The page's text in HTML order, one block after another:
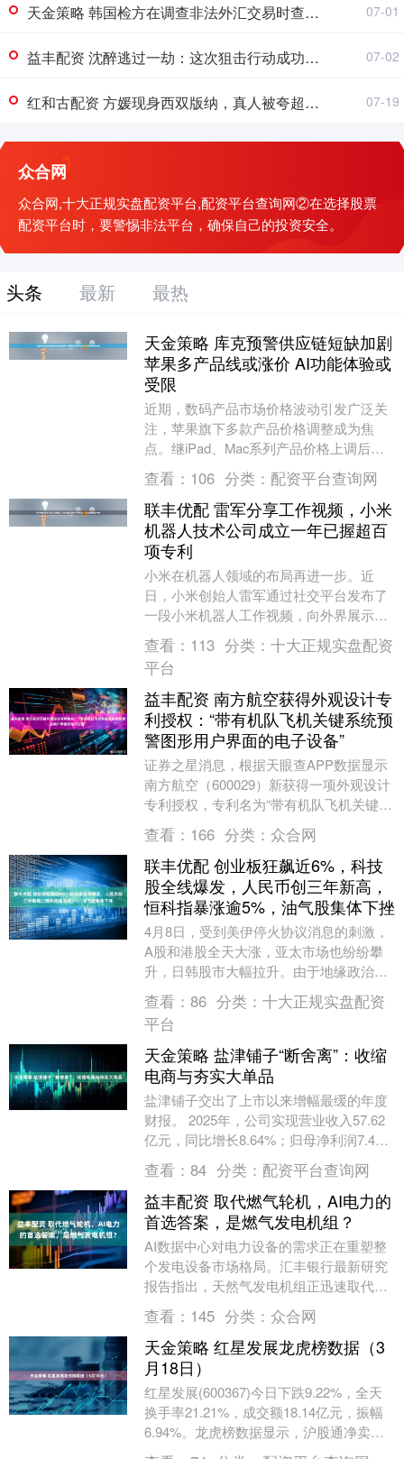
天金策略 韩国检方在调查非法外汇交易时查获价值320万美元的加密货币 07-01
益丰配资 沈醉逃过一劫：这次狙击行动成功，他不被乱枪击毙也得上岛砍甘蔗_杨杰_特赦_军统 07-02
红和古配资 方媛现身西双版纳，真人被夸超级好看，腿型不好，正面看不出怀孕_生活_郭富城_女儿 07-19
众合网
众合网,十大正规实盘配资平台,配资平台查询网②在选择股票
配资平台时，要警惕非法平台，确保自己的投资安全。
头条 最新 最热
天金策略 库克预警供应链短缺加剧
苹果多产品线或涨价 AI功能体验或
受限
近期，数码产品市场价格波动引发广泛关
注，苹果旗下多款产品价格调整成为焦
点。继iPad、Mac系列产品价格上调后，
市场传出消息称iPhone系列或也将面临涨
价压力....
查看： 106 分类： 配资平台查询网
联丰优配 雷军分享工作视频，小米
机器人技术公司成立一年已握超百
项专利
小米在机器人领域的布局再进一步。近
日，小米创始人雷军通过社交平台发布了
一段小米机器人工作视频，向外界展示了
该公司在这一领域的最新技术成果，引发
市场广泛关注。 公....
查看： 113 分类： 十大正规实盘配资
平台
益丰配资 南方航空获得外观设计专
利授权：“带有机队飞机关键系统预
警图形用户界面的电子设备”
证券之星消息，根据天眼查APP数据显示
南方航空（600029）新获得一项外观设计
专利授权，专利名为“带有机队飞机关键系
统预警图形用户界面的电子设备”，专利申
请号....
查看： 166 分类： 众合网
联丰优配 创业板狂飙近6%，科技
股全线爆发，人民币创三年新高，
恒科指暴涨逾5%，油气股集体下挫
4月8日，受到美伊停火协议消息的刺激，
A股和港股全天大涨，亚太市场也纷纷攀
升，日韩股市大幅拉升。由于地缘政治紧
张局势缓和，国际油价暴跌，A股油气股
上演跌停潮，煤....
查看： 86 分类： 十大正规实盘配资
平台
天金策略 盐津铺子“断舍离”：收缩
电商与夯实大单品
盐津铺子交出了上市以来增幅最缓的年度
财报。 2025年，公司实现营业收入57.62
亿元，同比增长8.64%；归母净利润7.48
亿元，同比增长16.95%。 收入....
查看： 84 分类： 配资平台查询网
益丰配资 取代燃气轮机，AI电力的
首选答案，是燃气发电机组？
AI数据中心对电力设备的需求正在重塑整
个发电设备市场格局。汇丰银行最新研究
报告指出，天然气发电机组正迅速取代燃
气轮机，成为AI数据中心首选的过渡性主
电源，供需失....
查看： 145 分类： 众合网
天金策略 红星发展龙虎榜数据（3
月18日）
红星发展(600367)今日下跌9.22%，全天
换手率21.21%，成交额18.14亿元，振幅
6.94%。龙虎榜数据显示，沪股通净卖出
1646.84万元，营业部....